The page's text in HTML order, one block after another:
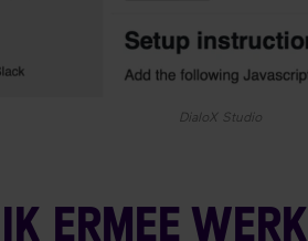
DialoX Studio
ERMEE WERK